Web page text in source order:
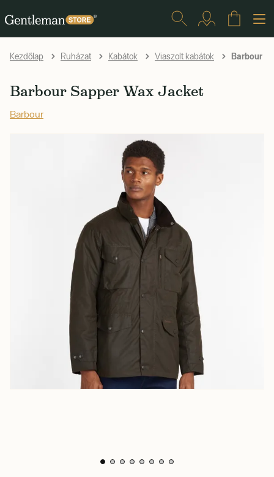
Kezdőlap Ruházat Kabátok Viaszolt kabátok Barbour
Barbour Sapper Wax Jacket
Barbour